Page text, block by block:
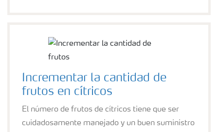
Incrementar la cantidad de
frutos en cítricos
El número de frutos de cítricos tiene que ser
cuidadosamente manejado y un buen suministro